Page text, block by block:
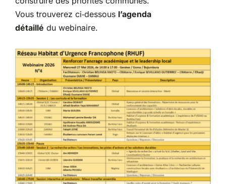
Vous trouverez ci‑dessous l’agenda
détaillé du webinaire.